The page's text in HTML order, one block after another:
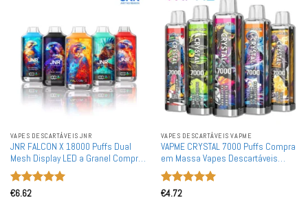
VAPES DESCARTÁVEIS ​​JNR
JNR FALCON X 18000 Puffs Dual
Mesh Display LED a Granel Compra
Recarregável Vapes Descartáveis
por Atacado
Avaliação
€6.62
VAPES DESCARTÁVEIS ​​VAPME
VAPME CRYSTAL 7000 Puffs Compra
em Massa Vapes Descartáveis
Recarregáveis por Atacado
Avaliação
€4.72